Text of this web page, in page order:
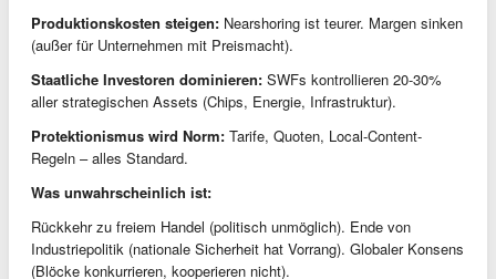
Produktionskosten steigen: Nearshoring ist teurer. Margen sinken
(außer für Unternehmen mit Preismacht).
Staatliche Investoren dominieren: SWFs kontrollieren 20-30%
aller strategischen Assets (Chips, Energie, Infrastruktur).
Protektionismus wird Norm: Tarife, Quoten, Local-Content-
Regeln – alles Standard.
Was unwahrscheinlich ist:
Rückkehr zu freiem Handel (politisch unmöglich). Ende von
Industriepolitik (nationale Sicherheit hat Vorrang). Globaler Konsens
(Blöcke konkurrieren, kooperieren nicht).